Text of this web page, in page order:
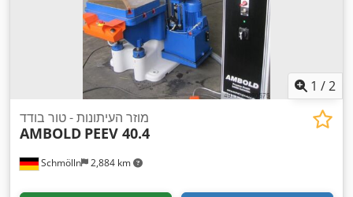
1 /2
Schmölln 2,884 km
מוזר העיתונות - טור בודד
AMBOLD PEEV 40.4